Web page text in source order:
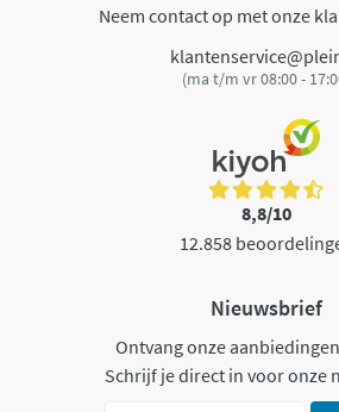
Neem contact op met onze
(ma t/m vr 08:00 -
8,8/10
12.858
Nieuwsbrief
Ontvang onze
Schrijf je direct in voor onze